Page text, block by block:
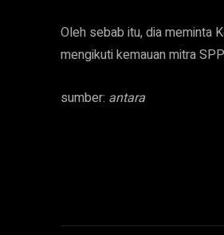
Oleh sebab itu, dia meminta
mengikuti kemauan mitra
sumber: antara